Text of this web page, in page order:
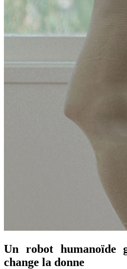
Un robot humanoïde
change la donne